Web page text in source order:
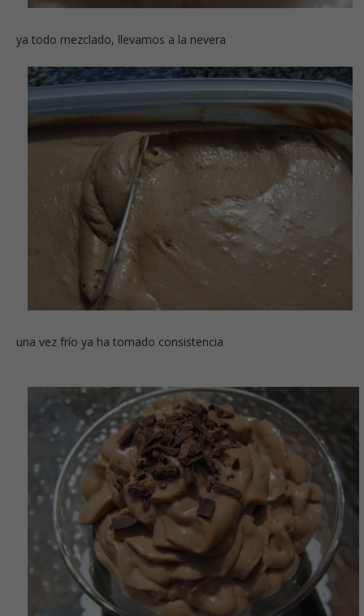
ya todo mezclado, llevamos a la nevera
una vez frío ya ha tomado consistencia